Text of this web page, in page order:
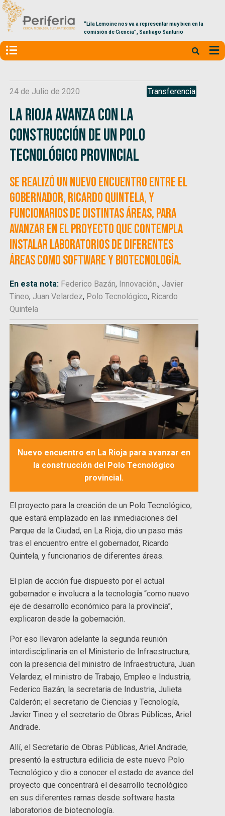
“Lila Lemoine nos va a representar muy bien en la
comisión de Ciencia”, Santiago Santurio
24 de Julio de 2020 Transferencia
La Rioja avanza con la
construcción de un Polo
Tecnológico provincial
Se realizó un nuevo encuentro entre el
gobernador, Ricardo Quintela, y
funcionarios de distintas áreas, para
avanzar en el proyecto que contempla
instalar laboratorios de diferentes
áreas como software y biotecnología.
En esta nota: Federico Bazán, Innovación., Javier
Tineo, Juan Velardez, Polo Tecnológico, Ricardo
Quintela
Nuevo encuentro en La Rioja para avanzar en
la construcción del Polo Tecnológico
provincial.
El proyecto para la creación de un Polo Tecnológico,
que estará emplazado en las inmediaciones del
Parque de la Ciudad, en La Rioja, dio un paso más
tras el encuentro entre el gobernador, Ricardo
Quintela, y funcionarios de diferentes áreas.
El plan de acción fue dispuesto por el actual
gobernador e involucra a la tecnología “como nuevo
eje de desarrollo económico para la provincia”,
explicaron desde la gobernación.
Por eso llevaron adelante la segunda reunión
interdisciplinaria en el Ministerio de Infraestructura;
con la presencia del ministro de Infraestructura, Juan
Velardez; el ministro de Trabajo, Empleo e Industria,
Federico Bazán; la secretaria de Industria, Julieta
Calderón; el secretario de Ciencias y Tecnología,
Javier Tineo y el secretario de Obras Públicas, Ariel
Andrade.
Allí, el Secretario de Obras Públicas, Ariel Andrade,
presentó la estructura edilicia de este nuevo Polo
Tecnológico y dio a conocer el estado de avance del
proyecto que concentrará el desarrollo tecnológico
en sus diferentes ramas desde software hasta
laboratorios de biotecnología.